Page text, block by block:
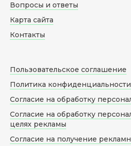
Вопросы и ответы
Карта сайта
Контакты
Пользовательское соглашение
Политика конфиденциальности
Согласие на обработку
Согласие на обработку
целях рекламы
Согласие на получение